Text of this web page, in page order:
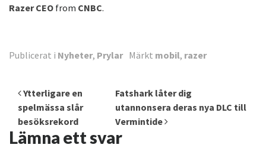
Razer CEO from CNBC.
Publicerat i Nyheter, Prylar Märkt mobil, razer
Inläggsnavigering
Ytterligare en
spelmässa slår
besöksrekord
Fatshark låter dig
utannonsera deras nya DLC till
Vermintide
Lämna ett svar